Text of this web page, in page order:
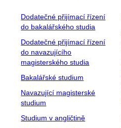
Dodatečné přijímací řízení
do bakalářského studia
Dodatečné přijímací řízení
do navazujícího
magisterského studia
Bakalářské studium
Navazující magisterské
studium
Studium v angličtině